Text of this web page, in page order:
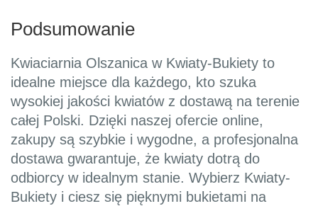
Podsumowanie
Kwiaciarnia Olszanica w Kwiaty-Bukiety to
idealne miejsce dla każdego, kto szuka
wysokiej jakości kwiatów z dostawą na terenie
całej Polski. Dzięki naszej ofercie online,
zakupy są szybkie i wygodne, a profesjonalna
dostawa gwarantuje, że kwiaty dotrą do
odbiorcy w idealnym stanie. Wybierz Kwiaty-
Bukiety i ciesz się pięknymi bukietami na